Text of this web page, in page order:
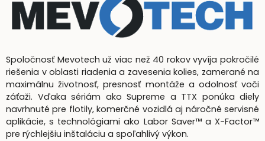
Spoločnosť Mevotech už viac než 40 rokov vyvíja pokročilé
riešenia v oblasti riadenia a zavesenia kolies, zamerané na
maximálnu životnosť, presnosť montáže a odolnosť voči
záťaži. Vďaka sériám ako Supreme a TTX ponúka diely
navrhnuté pre flotily, komerčné vozidlá aj náročné servisné
aplikácie, s technológiami ako Labor Saver™ a X-Factor™
pre rýchlejšiu inštaláciu a spoľahlivý výkon.